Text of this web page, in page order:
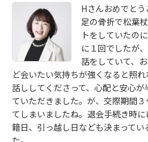
Hさんおめでとう
足の骨折で松葉
トをしていたの
に１回でしたが
話をしていて、
ど会いたい気持ちが強くなると照
話ししてくださって、心配と安心
ていただきました。が、交際期間
てしまいましたね。退会手続き時
籍日、引っ越し日なども決まって